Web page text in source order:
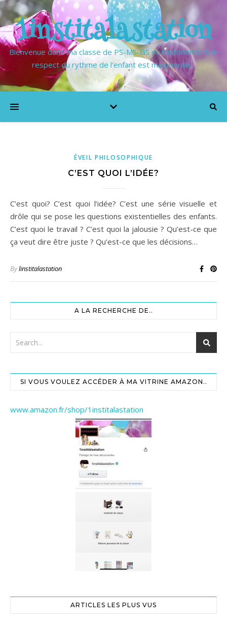
1institalastation
Bienvenue dans ma classe de PS-MS-GS où l'autonomie & le
respect du rythme de l'enfant est ma priorité…
ÉVEIL PHILOSOPHIQUE
C’EST QUOI L’IDÉE?
C’est quoi? C’est quoi l’idée? C’est une série visuelle et
drôle qui se pose les questions existentielles des enfants.
C’est quoi le travail ? C’est quoi la jalousie ? Qu’est-ce que
ça veut dire être juste ? Qu’est-ce que les décisions…
Bylinstitalastation
A LA RECHERCHE DE..
SI VOUS VOULEZ ACCÉDER À MA VITRINE AMAZON..
www.amazon.fr/shop/1institalastation
ARTICLES LES PLUS VUS